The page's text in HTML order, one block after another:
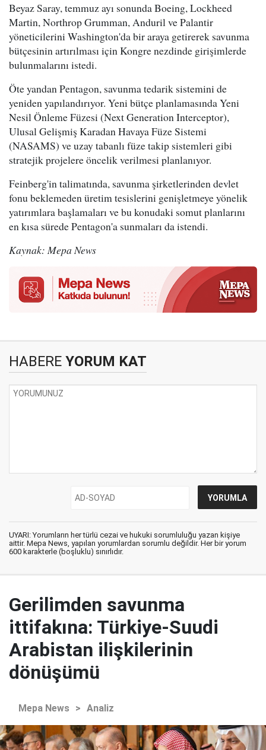
Beyaz Saray, temmuz ayı sonunda Boeing, Lockheed
Martin, Northrop Grumman, Anduril ve Palantir
yöneticilerini Washington'da bir araya getirerek savunma
bütçesinin artırılması için Kongre nezdinde girişimlerde
bulunmalarını istedi.
Öte yandan Pentagon, savunma tedarik sistemini de
yeniden yapılandırıyor. Yeni bütçe planlamasında Yeni
Nesil Önleme Füzesi (Next Generation Interceptor),
Ulusal Gelişmiş Karadan Havaya Füze Sistemi
(NASAMS) ve uzay tabanlı füze takip sistemleri gibi
stratejik projelere öncelik verilmesi planlanıyor.
Feinberg'in talimatında, savunma şirketlerinden devlet
fonu beklemeden üretim tesislerini genişletmeye yönelik
yatırımlara başlamaları ve bu konudaki somut planlarını
en kısa sürede Pentagon'a sunmaları da istendi.
Kaynak: Mepa News
HABERE YORUM KAT
UYARI: Yorumların her türlü cezai ve hukuki sorumluluğu yazan kişiye
aittir. Mepa News, yapılan yorumlardan sorumlu değildir. Her bir yorum
600 karakterle (boşluklu) sınırlıdır.
Gerilimden savunma
ittifakına: Türkiye-Suudi
Arabistan ilişkilerinin
dönüşümü
Mepa News > Analiz